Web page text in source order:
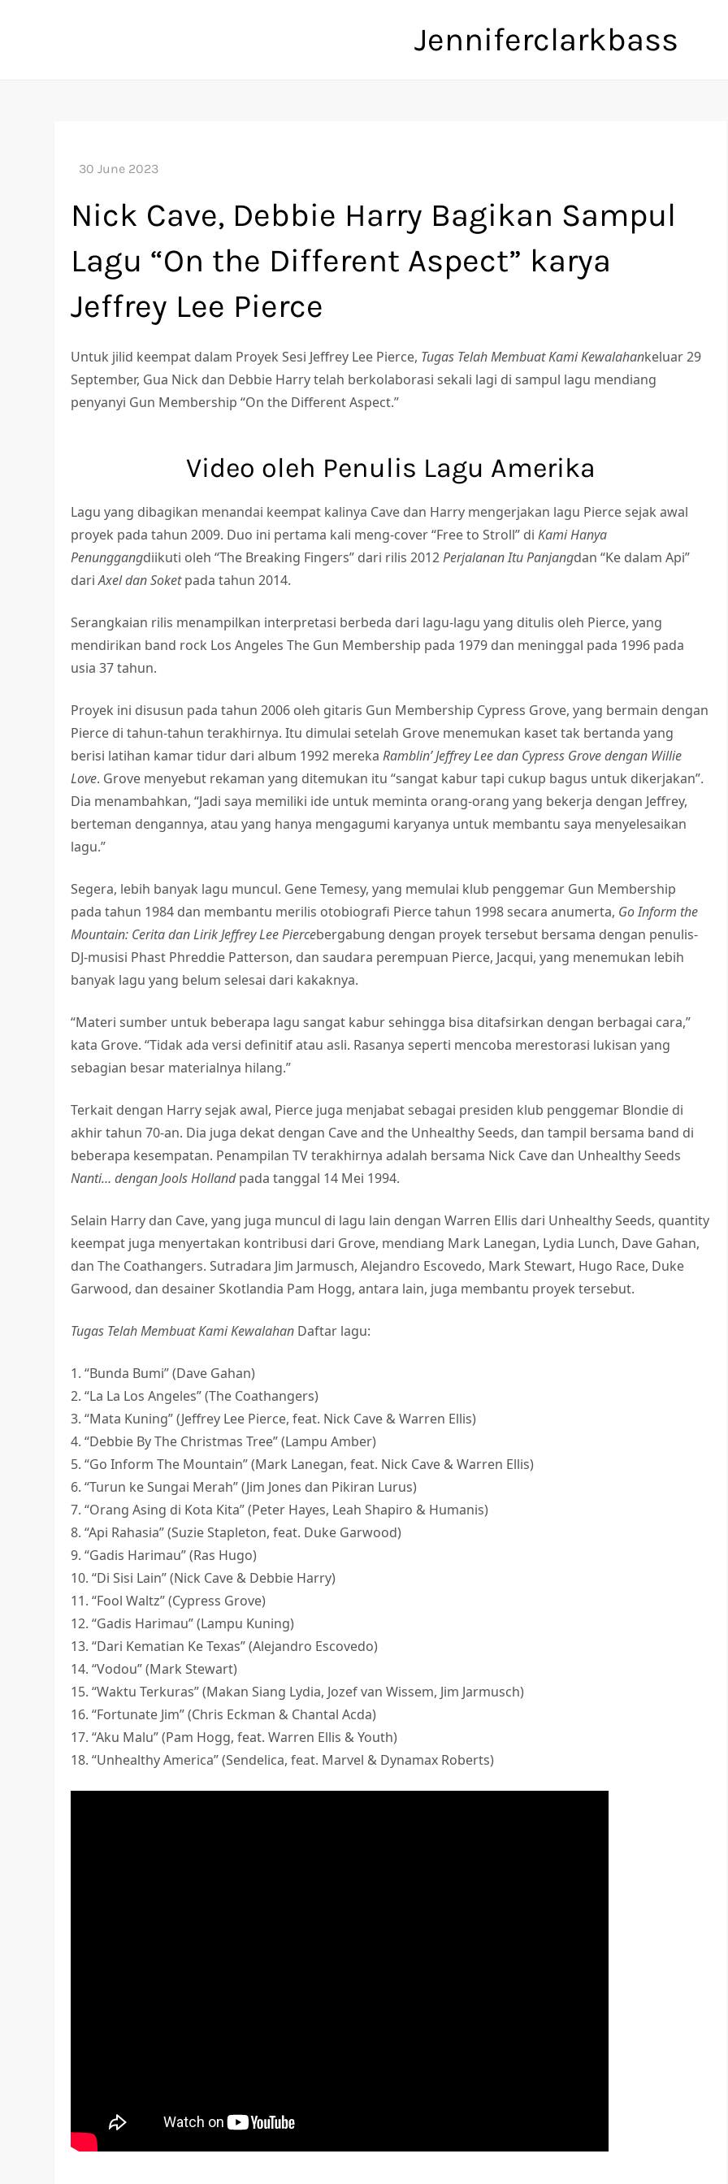
Jenniferclarkbass
Nick Cave, Debbie Harry Bagikan Sampul
Lagu “On the Different Aspect” karya
Jeffrey Lee Pierce
Untuk jilid keempat dalam Proyek Sesi Jeffrey Lee Pierce, Tugas Telah Membuat Kami Kewalahankeluar 29
September, Gua Nick dan Debbie Harry telah berkolaborasi sekali lagi di sampul lagu mendiang
penyanyi Gun Membership “On the Different Aspect.”
Video oleh Penulis Lagu Amerika
Lagu yang dibagikan menandai keempat kalinya Cave dan Harry mengerjakan lagu Pierce sejak awal
proyek pada tahun 2009. Duo ini pertama kali meng-cover “Free to Stroll” diKami Hanya
Penunggangdiikuti oleh “The Breaking Fingers” dari rilis 2012Perjalanan Itu Panjangdan “Ke dalam Api”
dariAxel dan Soketpada tahun 2014.
Serangkaian rilis menampilkan interpretasi berbeda dari lagu-lagu yang ditulis oleh Pierce, yang
mendirikan band rock Los Angeles The Gun Membership pada 1979 dan meninggal pada 1996 pada
usia 37 tahun.
Proyek ini disusun pada tahun 2006 oleh gitaris Gun Membership Cypress Grove, yang bermain dengan
Pierce di tahun-tahun terakhirnya. Itu dimulai setelah Grove menemukan kaset tak bertanda yang
berisi latihan kamar tidur dari album 1992 merekaRamblin’ Jeffrey Lee dan Cypress Grove dengan Willie
Love. Grove menyebut rekaman yang ditemukan itu “sangat kabur tapi cukup bagus untuk dikerjakan”.
Dia menambahkan, “Jadi saya memiliki ide untuk meminta orang-orang yang bekerja dengan Jeffrey,
berteman dengannya, atau yang hanya mengagumi karyanya untuk membantu saya menyelesaikan
lagu.”
Segera, lebih banyak lagu muncul. Gene Temesy, yang memulai klub penggemar Gun Membership
pada tahun 1984 dan membantu merilis otobiografi Pierce tahun 1998 secara anumerta, Go Inform the
Mountain: Cerita dan Lirik Jeffrey Lee Piercebergabung dengan proyek tersebut bersama dengan penulis-
DJ-musisi Phast Phreddie Patterson, dan saudara perempuan Pierce, Jacqui, yang menemukan lebih
banyak lagu yang belum selesai dari kakaknya.
“Materi sumber untuk beberapa lagu sangat kabur sehingga bisa ditafsirkan dengan berbagai cara,”
kata Grove. “Tidak ada versi definitif atau asli. Rasanya seperti mencoba merestorasi lukisan yang
sebagian besar materialnya hilang.”
Terkait dengan Harry sejak awal, Pierce juga menjabat sebagai presiden klub penggemar Blondie di
akhir tahun 70-an. Dia juga dekat dengan Cave and the Unhealthy Seeds, dan tampil bersama band di
beberapa kesempatan. Penampilan TV terakhirnya adalah bersama Nick Cave dan Unhealthy Seeds
Nanti… dengan Jools Hollandpada tanggal 14 Mei 1994.
Selain Harry dan Cave, yang juga muncul di lagu lain dengan Warren Ellis dari Unhealthy Seeds, quantity
keempat juga menyertakan kontribusi dari Grove, mendiang Mark Lanegan, Lydia Lunch, Dave Gahan,
dan The Coathangers. Sutradara Jim Jarmusch, Alejandro Escovedo, Mark Stewart, Hugo Race, Duke
Garwood, dan desainer Skotlandia Pam Hogg, antara lain, juga membantu proyek tersebut.
Tugas Telah Membuat Kami Kewalahan Daftar lagu:
1. “Bunda Bumi” (Dave Gahan)
2. “La La Los Angeles” (The Coathangers)
3. “Mata Kuning” (Jeffrey Lee Pierce, feat. Nick Cave & Warren Ellis)
4. “Debbie By The Christmas Tree” (Lampu Amber)
5. “Go Inform The Mountain” (Mark Lanegan, feat. Nick Cave & Warren Ellis)
6. “Turun ke Sungai Merah” (Jim Jones dan Pikiran Lurus)
7. “Orang Asing di Kota Kita” (Peter Hayes, Leah Shapiro & Humanis)
8. “Api Rahasia” (Suzie Stapleton, feat. Duke Garwood)
9. “Gadis Harimau” (Ras Hugo)
10. “Di Sisi Lain” (Nick Cave & Debbie Harry)
11. “Fool Waltz” (Cypress Grove)
12. “Gadis Harimau” (Lampu Kuning)
13. “Dari Kematian Ke Texas” (Alejandro Escovedo)
14. “Vodou” (Mark Stewart)
15. “Waktu Terkuras” (Makan Siang Lydia, Jozef van Wissem, Jim Jarmusch)
16. “Fortunate Jim” (Chris Eckman & Chantal Acda)
17. “Aku Malu” (Pam Hogg, feat. Warren Ellis & Youth)
18. “Unhealthy America” (Sendelica, feat. Marvel & Dynamax Roberts)